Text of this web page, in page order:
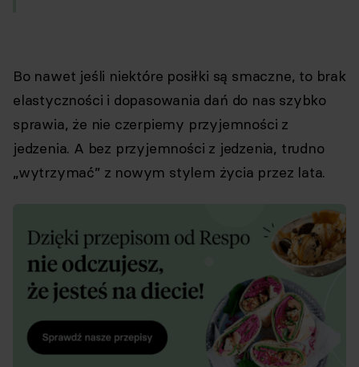
Bo nawet jeśli niektóre posiłki są smaczne, to brak
elastyczności i dopasowania dań do nas szybko
sprawia, że nie czerpiemy przyjemności z
jedzenia. A bez przyjemności z jedzenia, trudno
„wytrzymać” z nowym stylem życia przez lata.